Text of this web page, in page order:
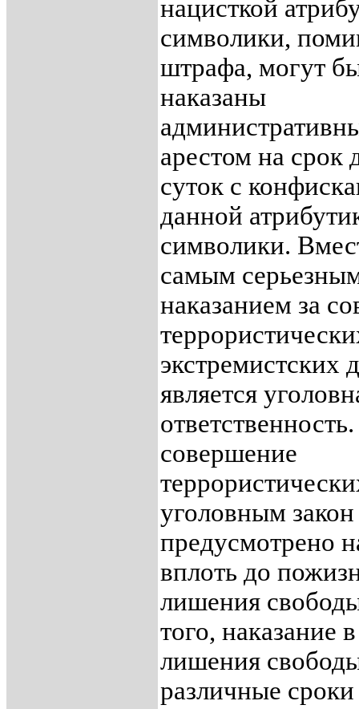
нацисткой
символики,
штрафа, могут
наказаны
арестом на срок
суток с
данной
символики.
самым
наказанием за
экстремистских
является
совершение
уголовным закон
предусмотрено
вплоть до
лишения
того, наказание
лишения
различные сроки